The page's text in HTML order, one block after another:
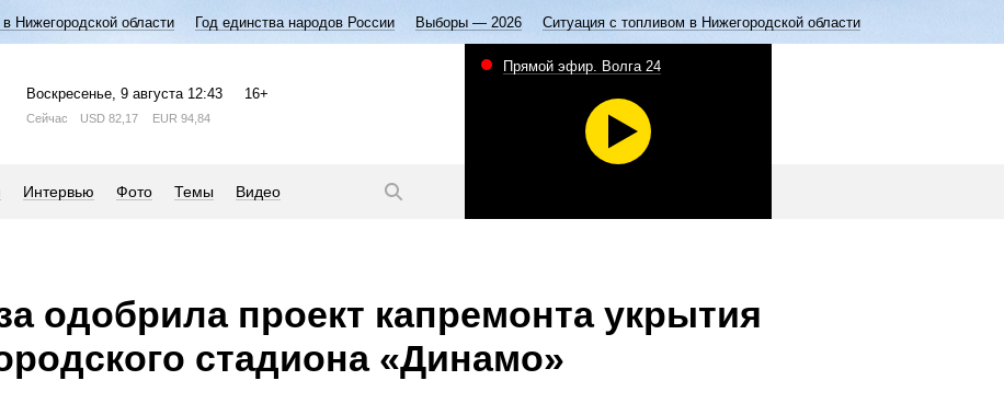
Нижегородской области Год единства народов России Выборы — 2026 Ситуация с топливом в Нижегородской области
Воскресенье, 9 августа 12:43 16+
Сейчас USD 82,17 EUR 94,84
Интервью Фото Темы Видео
Прямой эфир. Волга 24
одобрила проект капремонта укрытия
стадиона «Динамо»